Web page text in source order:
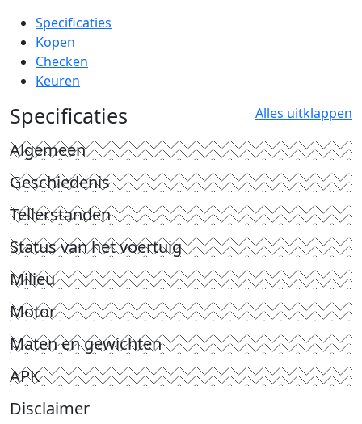
Specificaties
Kopen
Checken
Keuren
Specificaties Alles uitklappen
Algemeen
Geschiedenis
Tellerstanden
Status van het voertuig
Milieu
Motor
Maten en gewichten
APK
Disclaimer